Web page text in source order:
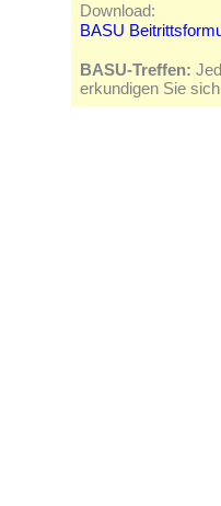
Download:
BASU
BASU-Treffen:
erkundigen Sie